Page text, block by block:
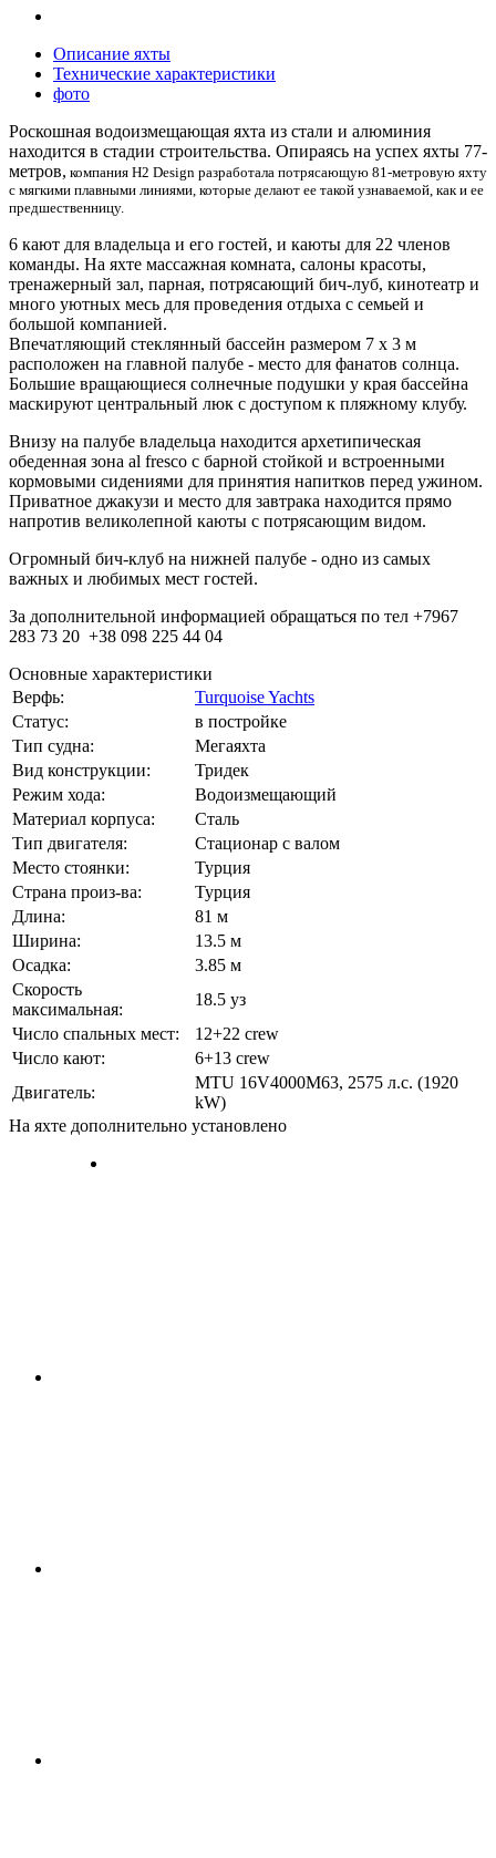
Описание яхты
Технические характеристики
фото
Роскошная водоизмещающая яхта из стали и алюминия
находится в стадии строительства. Опираясь на успех яхты 77-
метров, компания H2 Design разработала потрясающую 81-метровую яхту
с мягкими плавными линиями, которые делают ее такой узнаваемой, как и ее
предшественницу.
6 кают для владельца и его гостей, и каюты для 22 членов
команды. На яхте массажная комната, салоны красоты,
тренажерный зал, парная, потрясающий бич-луб, кинотеатр и
много уютных месь для проведения отдыха с семьей и
большой компанией.
Впечатляющий стеклянный бассейн размером 7 х 3 м
расположен на главной палубе - место для фанатов солнца.
Большие вращающиеся солнечные подушки у края бассейна
маскируют центральный люк с доступом к пляжному клубу.
Внизу на палубе владельца находится архетипическая
обеденная зона al fresco с барной стойкой и встроенными
кормовыми сидениями для принятия напитков перед ужином.
Приватное джакузи и место для завтрака находится прямо
напротив великолепной каюты с потрясающим видом.
Огромный бич-клуб на нижней палубе - одно из самых
важных и любимых мест гостей.
За дополнительной информацией обращаться по тел +7967
283 73 20 +38 098 225 44 04
Основные характеристики
Верфь:
Turquoise Yachts
Статус:
в постройке
Тип судна:
Мегаяхта
Вид конструкции:
Тридек
Режим хода:
Водоизмещающий
Материал корпуса:
Сталь
Тип двигателя:
Стационар с валом
Место стоянки:
Турция
Страна произ-ва:
Турция
Длина:
81 м
Ширина:
13.5 м
Осадка:
3.85 м
Скорость
максимальная:
18.5 уз
Число спальных мест:
12+22 crew
Число кают:
6+13 crew
Двигатель:
MTU 16V4000M63, 2575 л.с. (1920
kW)
На яхте дополнительно установлено